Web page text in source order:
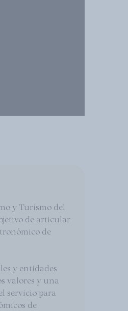
y Turismo del
de articular
de
y entidades
valores y una
servicio para
de